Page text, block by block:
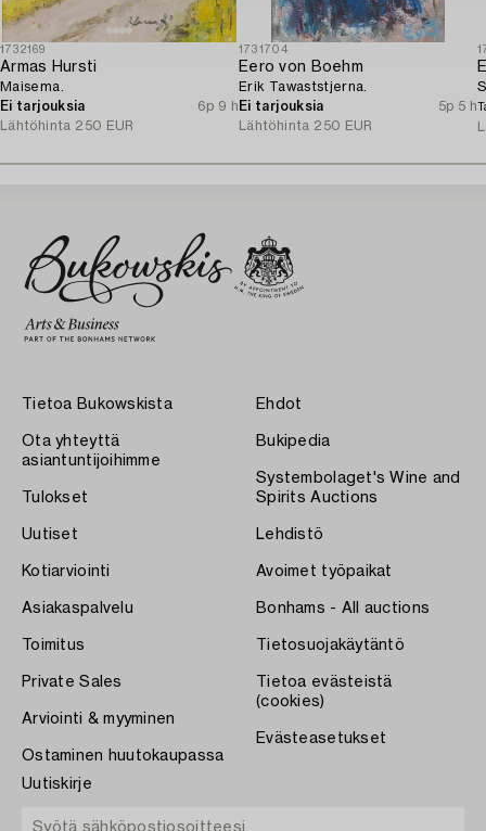
1732169
Armas Hursti
Maisema.
Ei tarjouksia
6p 9 h
Lähtöhinta 250 EUR
1731704
Eero von Boehm
Erik Tawaststjerna.
Ei tarjouksia
5p 5 h
Lähtöhinta 250 EUR
Tietoa Bukowskista
Ota yhteyttä
asiantuntijoihimme
Tulokset
Uutiset
Kotiarviointi
Asiakaspalvelu
Toimitus
Private Sales
Arviointi & myyminen
Ostaminen huutokaupassa
Ehdot
Bukipedia
Systembolaget's Wine and
Spirits Auctions
Lehdistö
Avoimet työpaikat
Bonhams - All auctions
Tietosuojakäytäntö
Tietoa evästeistä
(cookies)
Evästeasetukset
Uutiskirje